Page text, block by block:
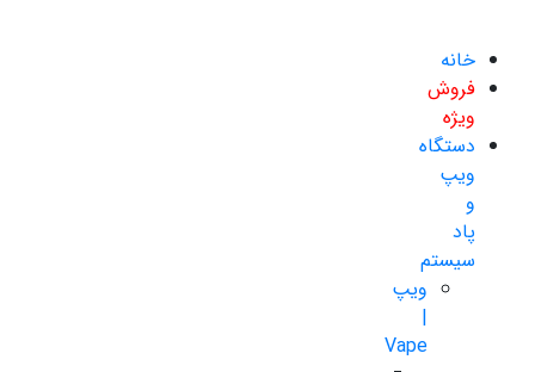
خانه
فروش
ویژه
دستگاه
ویپ
و
پاد
سیستم
ویپ
|
Vape